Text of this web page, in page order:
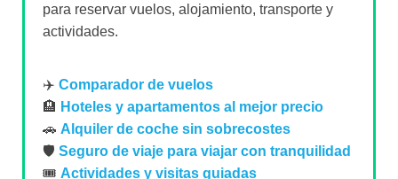
para reservar vuelos, alojamiento, transporte y
actividades.
✈️ Comparador de vuelos
🏨 Hoteles y apartamentos al mejor precio
🚗 Alquiler de coche sin sobrecostes
🛡️ Seguro de viaje para viajar con tranquilidad
🎟️ Actividades y visitas guiadas